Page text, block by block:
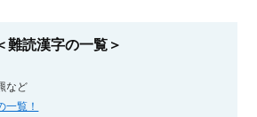
難読漢字の一覧＞
など
一覧！